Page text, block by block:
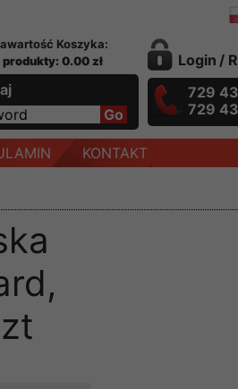
Koszyka:
produkty: 0.00 zł
Login /
729
729
KONTAKT